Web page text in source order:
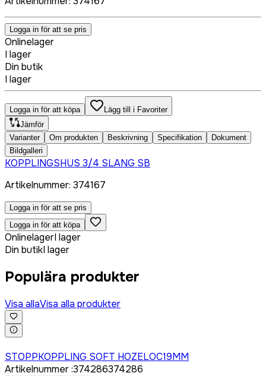
Logga in för att se pris
Onlinelager
I lager
Din butik
I lager
Logga in för att köpa
Lägg till i Favoriter
Jämför
Varianter
Om produkten Beskrivning Specifikation
Dokument
Bildgalleri
KOPPLINGSHUS 3/4 SLANG SB
Artikelnummer: 374167
Logga in för att se pris
Logga in för att köpa
OnlinelagerI lager
Din butikI lager
Populära produkter
Visa allaVisa alla produkter
STOPPKOPPLING SOFT HOZELOC19MM
Artikelnummer:374286374286